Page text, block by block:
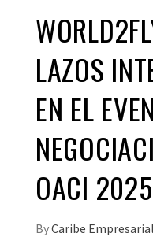
LAZOS
EN EL
OACI 2025
ByCaribe Empresarial